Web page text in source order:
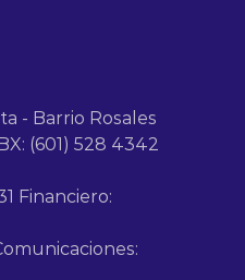
- Barrio Rosales
(601) 528 4342
Financiero: